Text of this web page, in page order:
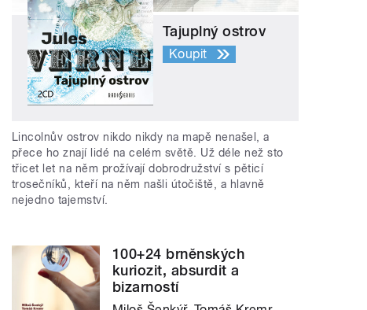
Tajuplný ostrov
Koupit
Lincolnův ostrov nikdo nikdy na mapě nenašel, a
přece ho znají lidé na celém světě. Už déle než sto
třicet let na něm prožívají dobrodružství s pěticí
trosečníků, kteří na něm našli útočiště, a hlavně
nejedno tajemství.
100+24 brněnských
kuriozit, absurdit a
bizarností